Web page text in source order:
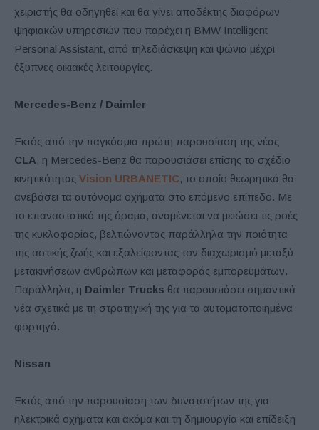
χειριστής θα οδηγηθεί και θα γίνει αποδέκτης διαφόρων
ψηφιακών υπηρεσιών που παρέχει η BMW Intelligent
Personal Assistant, από τηλεδιάσκεψη και ψώνια μέχρι
έξυπνες οικιακές λειτουργίες.
Mercedes-Benz / Daimler
Εκτός από την παγκόσμια πρώτη παρουσίαση της νέας
CLA, η Mercedes-Benz θα παρουσιάσει επίσης το σχέδιο
κινητικότητας Vision URBANETIC, το οποίο θεωρητικά θα
ανεβάσει τα αυτόνομα οχήματα στο επόμενο επίπεδο. Με
το επαναστατικό της όραμα, αναμένεται να μειώσει τις ροές
της κυκλοφορίας, βελτιώνοντας παράλληλα την ποιότητα
της αστικής ζωής και εξαλείφοντας τον διαχωρισμό μεταξύ
μετακινήσεων ανθρώπων και μεταφοράς εμπορευμάτων.
Παράλληλα, η Daimler Trucks θα παρουσιάσει σημαντικά
νέα σχετικά με τη στρατηγική της για τα αυτοματοποιημένα
φορτηγά.
Nissan
Εκτός από την παρουσίαση των δυνατοτήτων της για
ηλεκτρικά οχήματα και ακόμα και τη δημιουργία και επίδειξη